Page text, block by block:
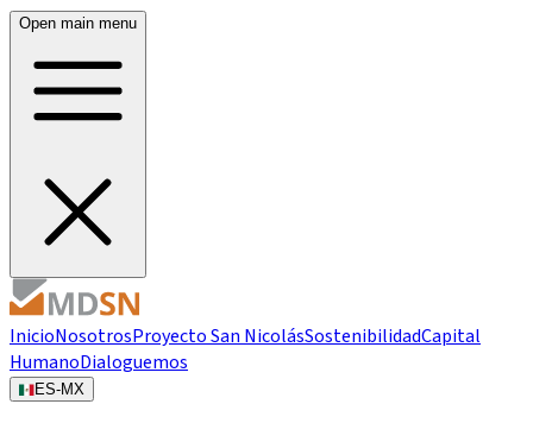
Open main menu
InicioNosotrosProyecto San NicolásSostenibilidadCapital
HumanoDialoguemos
ES-MX